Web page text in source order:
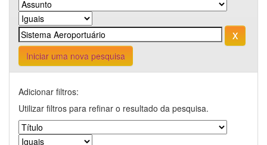
Iniciar uma nova pesquisa
Adicionar filtros:
Utilizar filtros para refinar o resultado da pesquisa.